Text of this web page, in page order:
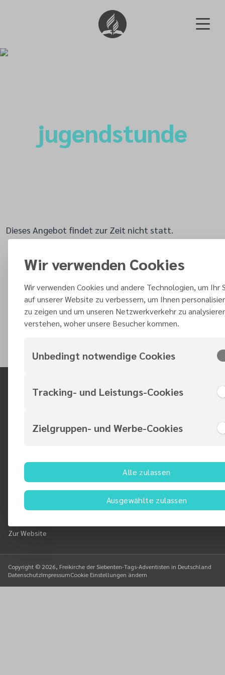
jugendstunde
Dieses Angebot findet zur Zeit nicht statt.
37085 Göttingen
Adventisten international
Zur Website
Adventisten Deutschland
Zur Website
Copyright © 2026, Freikirche der Siebenten-Tags-Adventisten in Deutschland
DatenschutzImpressumCookie Einstellungen ändern
Wir verwenden Cookies
Wir verwenden Cookies und andere Technologien, um Ihr
auf unserer Website zu verbessern, um Ihnen
zu zeigen und um unseren Netzwerkverkehr zu
verstehen, woher unsere Besucher kommen.
Unbedingt notwendige Cookies
Tracking- und Leistungs-Cookies
Zielgruppen- und Werbe-Cookies
Alle zulassen
Ausgewählte zulassen